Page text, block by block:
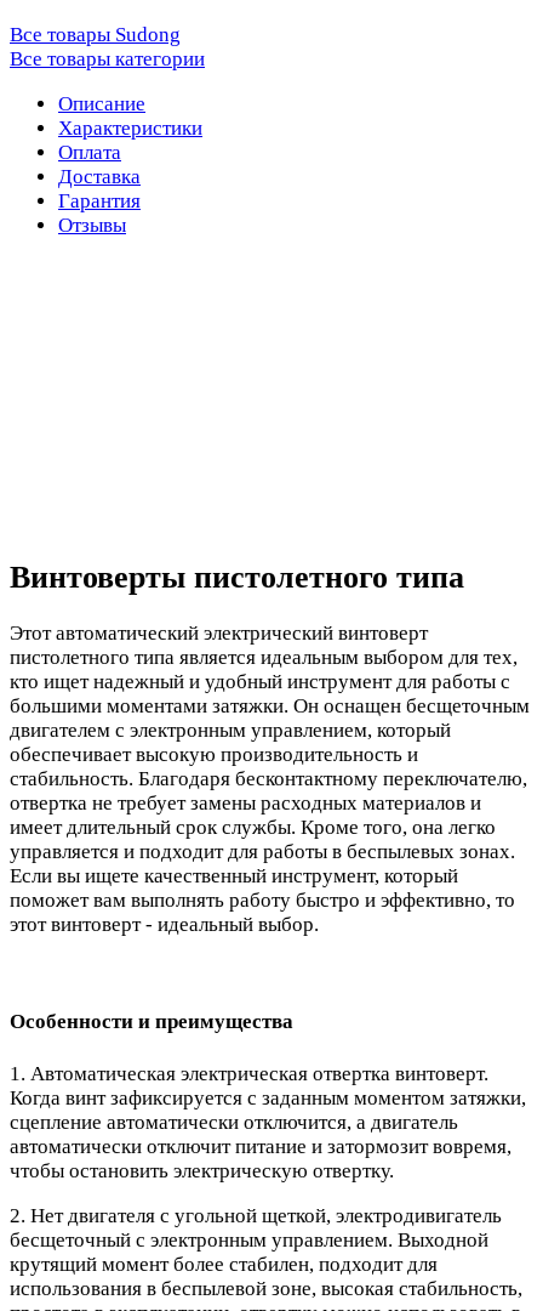
Все товары Sudong
Все товары категории
Описание
Характеристики
Оплата
Доставка
Гарантия
Отзывы
Винтоверты пистолетного типа
Этот автоматический электрический винтоверт
пистолетного типа является идеальным выбором для тех,
кто ищет надежный и удобный инструмент для работы с
большими моментами затяжки. Он оснащен бесщеточным
двигателем с электронным управлением, который
обеспечивает высокую производительность и
стабильность. Благодаря бесконтактному переключателю,
отвертка не требует замены расходных материалов и
имеет длительный срок службы. Кроме того, она легко
управляется и подходит для работы в беспылевых зонах.
Если вы ищете качественный инструмент, который
поможет вам выполнять работу быстро и эффективно, то
этот винтоверт - идеальный выбор.
Особенности и преимущества
1. Автоматическая электрическая отвертка винтоверт.
Когда винт зафиксируется с заданным моментом затяжки,
сцепление автоматически отключится, а двигатель
автоматически отключит питание и затормозит вовремя,
чтобы остановить электрическую отвертку.
2. Нет двигателя с угольной щеткой, электродивигатель
бесщеточный с электронным управлением. Выходной
крутящий момент более стабилен, подходит для
использования в беспылевой зоне, высокая стабильность,